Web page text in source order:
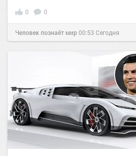
0 0
Человек познаёт мир00:53 Сегодня